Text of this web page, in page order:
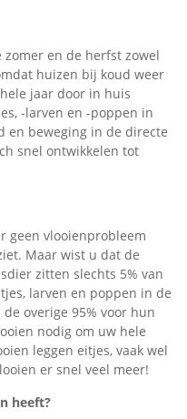
en de herfst zowel
huizen bij koud weer
jaar door in huis
-larven en -poppen in
en beweging in de directe
snel ontwikkelen tot
geen vlooienprobleem
Maar wist u dat de
zitten slechts 5% van
larven en poppen in de
overige 95% voor hun
nodig om uw hele
leggen eitjes, vaak wel
er snel veel meer!
heeft?